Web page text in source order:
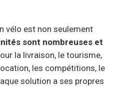
vélo est non seulement
sont nombreuses et
la livraison, le tourisme,
les compétitions, le
solution a ses propres